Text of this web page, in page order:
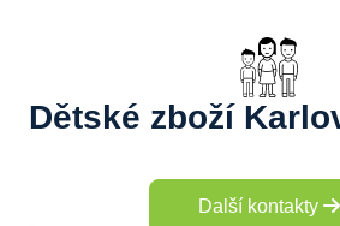
Dětské zboží
Další kontakty